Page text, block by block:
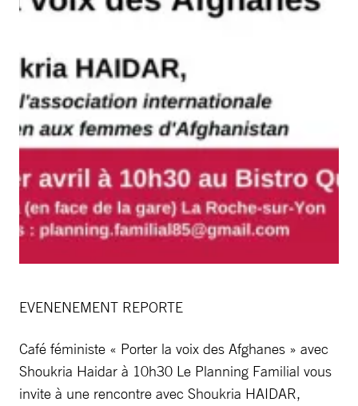
EVENENEMENT REPORTE
Café féministe « Porter la voix des Afghanes » avec
Shoukria Haidar à 10h30 Le Planning Familial vous
invite à une rencontre avec Shoukria HAIDAR,